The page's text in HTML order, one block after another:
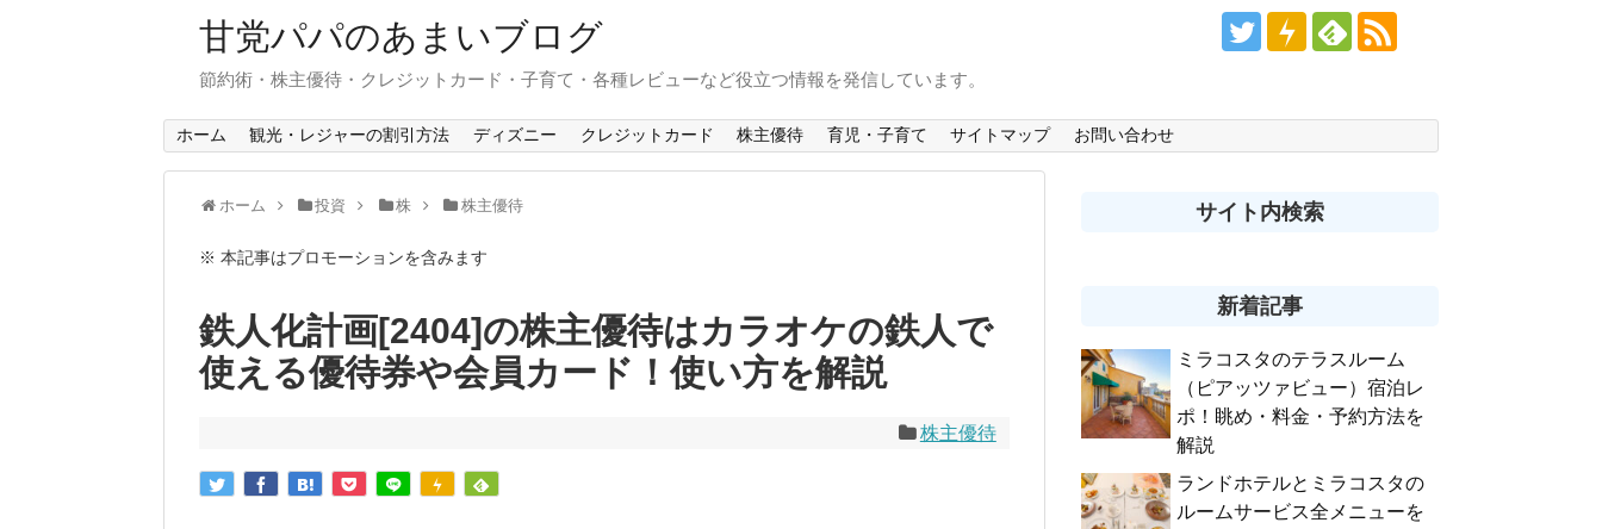
甘党パパのあまいブログ
節約術・株主優待・クレジットカード・子育て・各種レビューなど役立つ情報を発信しています。
ホーム 観光・レジャーの割引方法 ディズニー クレジットカード 株主優待 育児・子育て サイトマップ お問い合わせ
ホーム 投資 株 株主優待
※ 本記事はプロモーションを含みます
鉄人化計画[2404]の株主優待はカラオケの鉄人で
使える優待券や会員カード！使い方を解説
株主優待
サイト内検索
新着記事
ミラコスタのテラスルーム
（ピアッツァビュー）宿泊レ
ポ！眺め・料金・予約方法を
解説
ランドホテルとミラコスタの
ルームサービス全メニューを